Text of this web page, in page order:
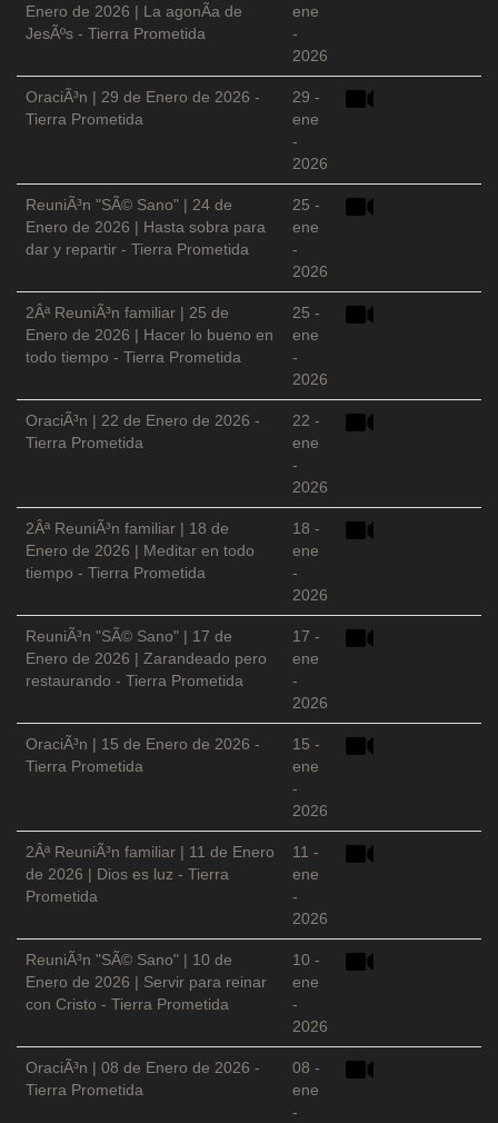
Enero de 2026 | La agonÃ­a de
JesÃºs - Tierra Prometida
ene
-
2026
OraciÃ³n | 29 de Enero de 2026 -
Tierra Prometida
29 -
ene
-
2026
ReuniÃ³n "SÃ© Sano" | 24 de
Enero de 2026 | Hasta sobra para
dar y repartir - Tierra Prometida
25 -
ene
-
2026
2Âª ReuniÃ³n familiar | 25 de
Enero de 2026 | Hacer lo bueno en
todo tiempo - Tierra Prometida
25 -
ene
-
2026
OraciÃ³n | 22 de Enero de 2026 -
Tierra Prometida
22 -
ene
-
2026
2Âª ReuniÃ³n familiar | 18 de
Enero de 2026 | Meditar en todo
tiempo - Tierra Prometida
18 -
ene
-
2026
ReuniÃ³n "SÃ© Sano" | 17 de
Enero de 2026 | Zarandeado pero
restaurando - Tierra Prometida
17 -
ene
-
2026
OraciÃ³n | 15 de Enero de 2026 -
Tierra Prometida
15 -
ene
-
2026
2Âª ReuniÃ³n familiar | 11 de Enero
de 2026 | Dios es luz - Tierra
Prometida
11 -
ene
-
2026
ReuniÃ³n "SÃ© Sano" | 10 de
Enero de 2026 | Servir para reinar
con Cristo - Tierra Prometida
10 -
ene
-
2026
OraciÃ³n | 08 de Enero de 2026 -
Tierra Prometida
08 -
ene
-